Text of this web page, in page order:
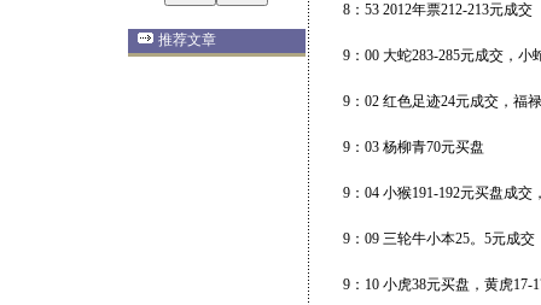
推荐文章
8：53 2012年票212-213元成交
9：00 大蛇283-285元成交，
9：02 红色足迹24元成交，福
9：03 杨柳青70元买盘
9：04 小猴191-192元买盘成
9：09 三轮牛小本25。5元成
9：10 小虎38元买盘，黄虎17-